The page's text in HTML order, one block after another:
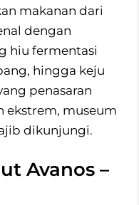
makanan dari
dengan
hiu fermentasi
hingga keju
penasaran
ekstrem, museum
dikunjungi.
Avanos –